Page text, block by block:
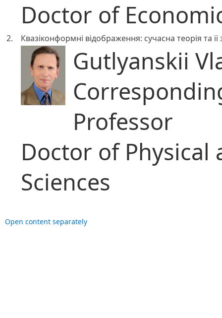
Doctor of
2. Квазіконформні відображення: сучасна теорія та її
Gutlyanskii
Professor
Doctor of
Sciences
Open content separately